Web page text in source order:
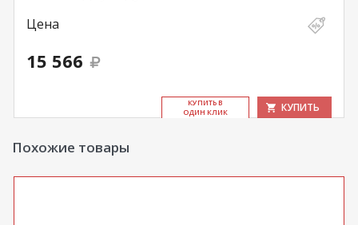
Цена
15 566
КУ­ПИТЬ В
ОДИН КЛИК
КУПИТЬ
Похожие товары